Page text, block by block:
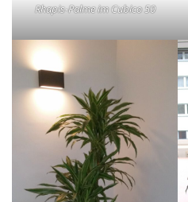
Rhapis-Palme im Cubico 50